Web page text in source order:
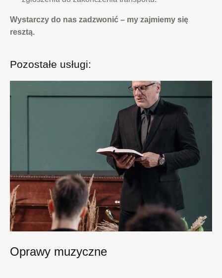
Wystarczy do nas zadzwonić – my zajmiemy się
resztą.
Pozostałe usługi:
Oprawy muzyczne